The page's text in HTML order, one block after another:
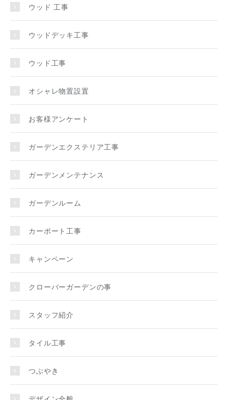
ウッド 工事
ウッドデッキ工事
ウッド工事
オシャレ物置設置
お客様アンケート
ガーデンエクステリア工事
ガーデンメンテナンス
ガーデンルーム
カーポート工事
キャンペーン
クローバーガーデンの事
スタッフ紹介
タイル工事
つぶやき